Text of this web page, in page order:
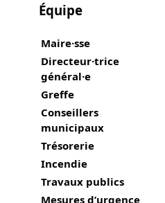
Équipe
Maire·sse
Directeur·trice
général·e
Greffe
Conseillers
municipaux
Trésorerie
Incendie
Travaux publics
Mesures d’urgence